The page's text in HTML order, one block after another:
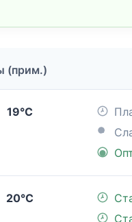
(прим.)
19°C
20°C